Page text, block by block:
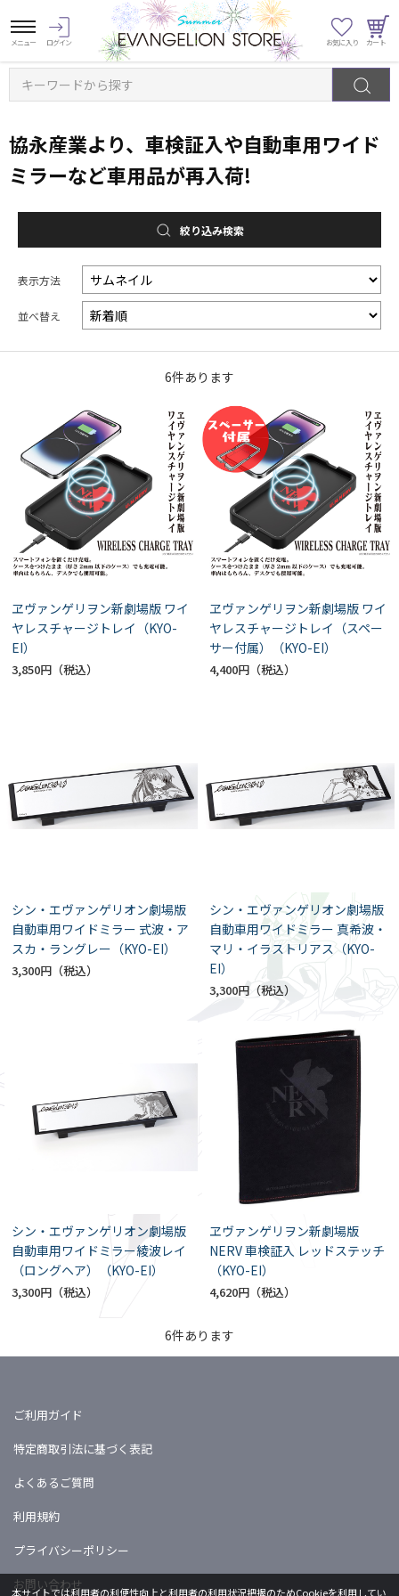
キーワードから探す
協永産業より、車検証入や自動車用ワイド
ミラーなど車用品が再入荷!
絞り込み検索
表示方法
並べ替え
6件あります
ヱヴァンゲリヲン新劇場版 ワイ
ヤレスチャージトレイ（KYO-
EI）
3,850円
ヱヴァンゲリヲン新劇場版 ワイ
ヤレスチャージトレイ（スペー
サー付属）（KYO-EI）
4,400円
シン・エヴァンゲリオン劇場版
自動車用ワイドミラー 式波・ア
スカ・ラングレー（KYO-EI）
3,300円
シン・エヴァンゲリオン劇場版
自動車用ワイドミラー 真希波・
マリ・イラストリアス（KYO-
EI）
3,300円
シン・エヴァンゲリオン劇場版
自動車用ワイドミラー綾波レイ
（ロングヘア）（KYO-EI）
3,300円
ヱヴァンゲリヲン新劇場版
NERV 車検証入 レッドステッチ
（KYO-EI）
4,620円
6件あります
ご利用ガイド
特定商取引法に基づく表記
よくあるご質問
利用規約
プライバシーポリシー
お問い合わせ
本サイトでは利用者の利便性向上と利用者の利用状況把握のためCookieを利用してい